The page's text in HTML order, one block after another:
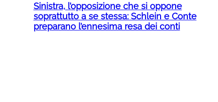
Sinistra, l’opposizione che si oppone
soprattutto a se stessa: Schlein e Conte
preparano l’ennesima resa dei conti